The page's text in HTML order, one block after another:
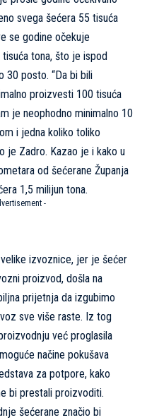
svega šećera 55 tisuća
se godine očekuje
tona, što je ispod
30 posto. “Da bi bili
proizvesti 100 tisuća
je neophodno minimalno 10
i jedna koliko toliko
je Zadro. Kazao je i kako u
od šećerane Županja
1,5 milijun tona.
-
izvoznice, jer je šećer
proizvod, došla na
prijetnja da izgubimo
sve više raste. Iz tog
već proglasila
načine pokušava
za potpore, kako
bi prestali proizvoditi.
šećerane značio bi